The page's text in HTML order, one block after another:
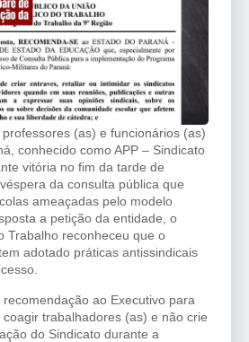
(as) e funcionários (as)
conhecido como APP – Sindicato
vitória no fim da tarde de
da consulta pública que
ameaçadas pelo modelo
a petição da entidade, o
Trabalho reconheceu que o
adotado práticas antissindicais
ao Executivo para
trabalhadores (as) e não crie
do Sindicato durante a